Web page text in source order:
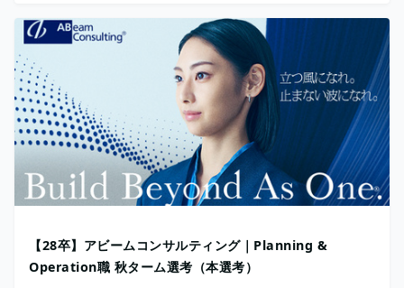
【28卒】アビームコンサルティング｜Planning &
Operation職 秋ターム選考（本選考）